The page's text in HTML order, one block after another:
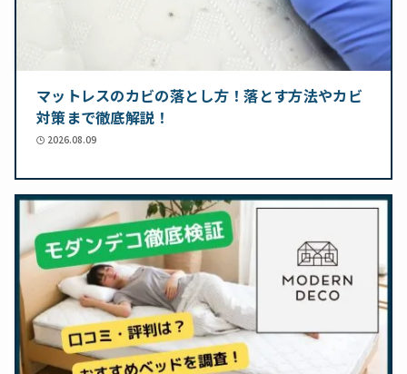
マットレスのカビの落とし方！落とす方法やカビ
対策まで徹底解説！
2026.08.09